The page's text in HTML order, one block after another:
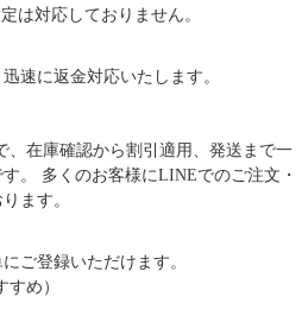
は対応しておりません。
速に返金対応いたします。
、在庫確認から割引適用、発送まで一
。 多くのお客様にLINEでのご注文・
ます。
ご登録いただけます。
すめ）